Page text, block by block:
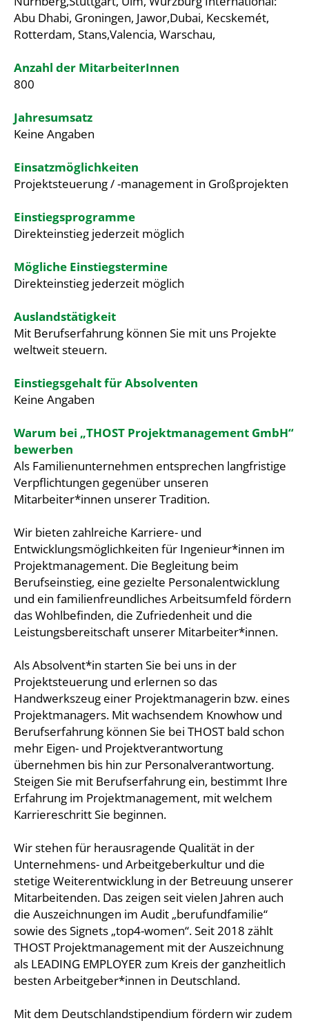
Abu Dhabi, Groningen, Jawor,Dubai, Kecskemét,
Rotterdam, Stans,Valencia, Warschau,
Anzahl der MitarbeiterInnen
800
Jahresumsatz
Keine Angaben
Einsatzmöglichkeiten
Projektsteuerung / -management in Großprojekten
Einstiegsprogramme
Direkteinstieg jederzeit möglich
Mögliche Einstiegstermine
Direkteinstieg jederzeit möglich
Auslandstätigkeit
Mit Berufserfahrung können Sie mit uns Projekte
weltweit steuern.
Einstiegsgehalt für Absolventen
Keine Angaben
Warum bei „THOST Projektmanagement GmbH“
bewerben
Als Familienunternehmen entsprechen langfristige
Verpflichtungen gegenüber unseren
Mitarbeiter*innen unserer Tradition.
Wir bieten zahlreiche Karriere- und
Entwicklungsmöglichkeiten für Ingenieur*innen im
Projektmanagement. Die Begleitung beim
Berufseinstieg, eine gezielte Personalentwicklung
und ein familienfreundliches Arbeitsumfeld fördern
das Wohlbefinden, die Zufriedenheit und die
Leistungsbereitschaft unserer Mitarbeiter*innen.
Als Absolvent*in starten Sie bei uns in der
Projektsteuerung und erlernen so das
Handwerkszeug einer Projektmanagerin bzw. eines
Projektmanagers. Mit wachsendem Knowhow und
Berufserfahrung können Sie bei THOST bald schon
mehr Eigen- und Projektverantwortung
übernehmen bis hin zur Personalverantwortung.
Steigen Sie mit Berufserfahrung ein, bestimmt Ihre
Erfahrung im Projektmanagement, mit welchem
Karriereschritt Sie beginnen.
Wir stehen für herausragende Qualität in der
Unternehmens- und Arbeitgeberkultur und die
stetige Weiterentwicklung in der Betreuung unserer
Mitarbeitenden. Das zeigen seit vielen Jahren auch
die Auszeichnungen im Audit „berufundfamilie“
sowie des Signets „top4-women“. Seit 2018 zählt
THOST Projektmanagement mit der Auszeichnung
als LEADING EMPLOYER zum Kreis der ganzheitlich
besten Arbeitgeber*innen in Deutschland.
Mit dem Deutschlandstipendium fördern wir zudem